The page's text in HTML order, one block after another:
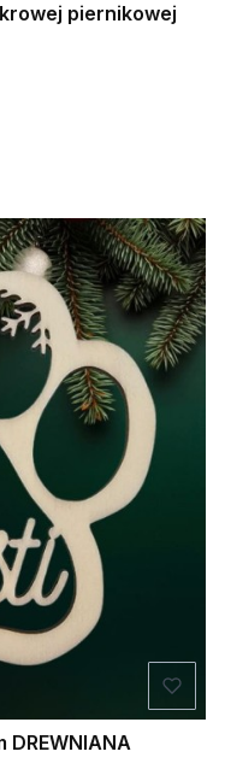
piernikowej